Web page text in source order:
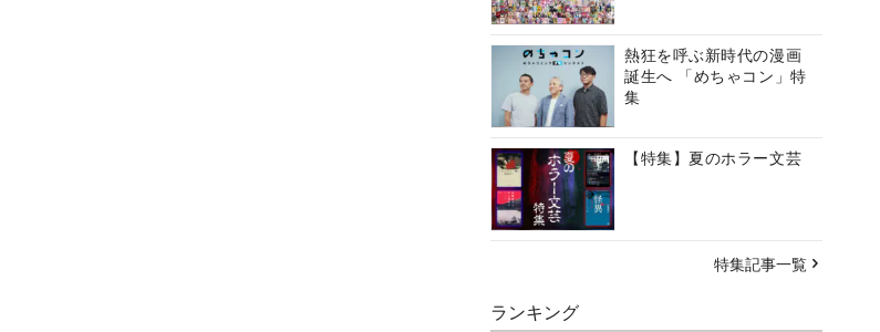
熱狂を呼ぶ新時代の漫画
誕生へ 「めちゃコン」特
集
【特集】夏のホラー文芸
特集記事一覧
ランキング